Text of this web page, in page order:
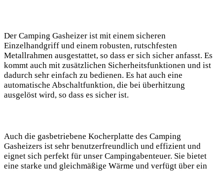
Der Camping Gasheizer ist mit einem sicheren
Einzelhandgriff und einem robusten, rutschfesten
Metallrahmen ausgestattet, so dass er sich sicher anfasst. Es
kommt auch mit zusätzlichen Sicherheitsfunktionen und ist
dadurch sehr einfach zu bedienen. Es hat auch eine
automatische Abschaltfunktion, die bei überhitzung
ausgelöst wird, so dass es sicher ist.
Auch die gasbetriebene Kocherplatte des Camping
Gasheizers ist sehr benutzerfreundlich und effizient und
eignet sich perfekt für unser Campingabenteuer. Sie bietet
eine starke und gleichmäßige Wärme und verfügt über ein